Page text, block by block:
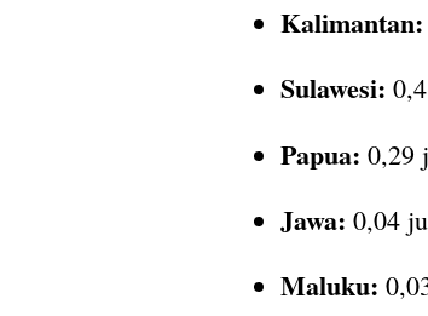
Kalimantan:
Sulawesi:
Papua: 0,29
Jawa: 0,04
Maluku: